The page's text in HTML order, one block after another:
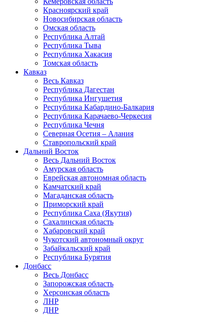
Красноярский край
Новосибирская область
Омская область
Республика Алтай
Республика Тыва
Республика Хакасия
Томская область
Кавказ
Весь Кавказ
Республика Дагестан
Республика Ингушетия
Республика Кабардино-Балкария
Республика Карачаево-Черкесия
Республика Чечня
Северная Осетия – Алания
Ставропольский край
Дальний Восток
Весь Дальний Восток
Амурская область
Еврейская автономная область
Камчатский край
Магаданская область
Приморский край
Республика Саха (Якутия)
Сахалинская область
Хабаровский край
Чукотский автономный округ
Забайкальский край
Республика Бурятия
Донбасс
Весь Донбасс
Запорожская область
Херсонская область
ЛНР
ДНР